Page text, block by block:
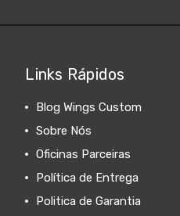
Links Rápidos
Blog Wings Custom
Sobre Nós
Oficinas Parceiras
Política de Entrega
Politica de Garantia